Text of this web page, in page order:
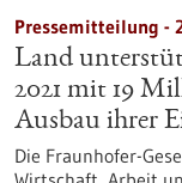
Pressemitteilung -
Land
2021 mit 19
Ausbau ihrer
Die Fraunhofer-